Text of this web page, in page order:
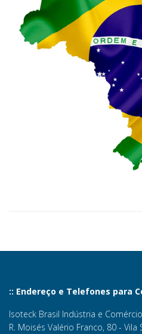
:: Endereço e Telefones para
Isoteck Brasil Indústria e
R. Moisés Valério Franco, 80 - Vila